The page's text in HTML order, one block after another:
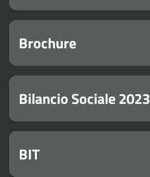
Brochure
Bilancio Sociale 2023
BIT